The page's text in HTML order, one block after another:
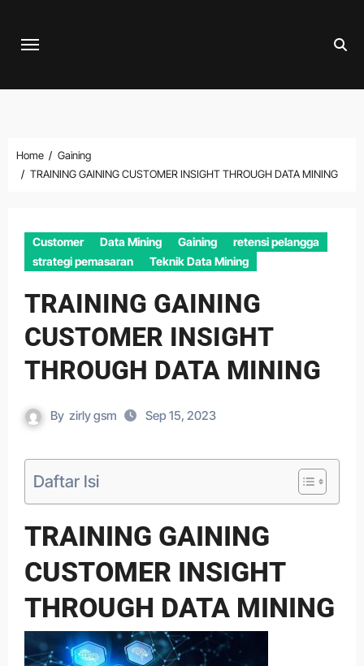
Home
Gaining
TRAINING GAINING CUSTOMER INSIGHT THROUGH DATA MINING
Customer Data Mining Gaining
retensi pelangga
strategi pemasaran
Teknik Data Mining
TRAINING GAINING
CUSTOMER INSIGHT
THROUGH DATA MINING
By zirly gsm Sep 15, 2023
Daftar Isi
TRAINING GAINING
CUSTOMER INSIGHT
THROUGH DATA MINING